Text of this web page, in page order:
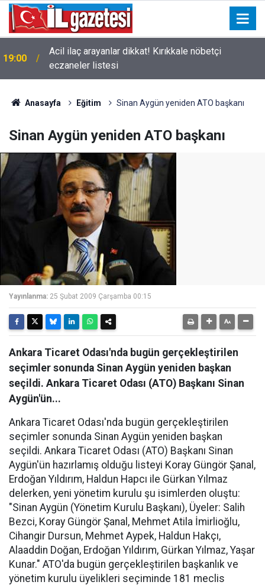
19:00
Acil ilaç arayanlar dikkat! Kırıkkale nöbetçi
eczaneler listesi
Anasayfa Eğitim Sinan Aygün yeniden ATO başkanı
Sinan Aygün yeniden ATO başkanı
Yayınlanma: 25 Şubat 2009 Çarşamba 00:15
Ankara Ticaret Odası'nda bugün gerçekleştirilen
seçimler sonunda Sinan Aygün yeniden başkan
seçildi. Ankara Ticaret Odası (ATO) Başkanı Sinan
Aygün'ün...
Ankara Ticaret Odası'nda bugün gerçekleştirilen
seçimler sonunda Sinan Aygün yeniden başkan
seçildi. Ankara Ticaret Odası (ATO) Başkanı Sinan
Aygün'ün hazırlamış olduğu listeyi Koray Güngör Şanal,
Erdoğan Yıldırım, Haldun Hapcı ile Gürkan Yılmaz
delerken, yeni yönetim kurulu şu isimlerden oluştu:
"Sinan Aygün (Yönetim Kurulu Başkanı), Üyeler: Salih
Bezci, Koray Güngör Şanal, Mehmet Atila İmirlioğlu,
Cihangir Dursun, Mehmet Aypek, Haldun Hakçı,
Alaaddin Doğan, Erdoğan Yıldırım, Gürkan Yılmaz, Yaşar
Kunar." ATO'da bugün gerçekleştirilen başkanlık ve
yönetim kurulu üyelikleri seçiminde 181 meclis